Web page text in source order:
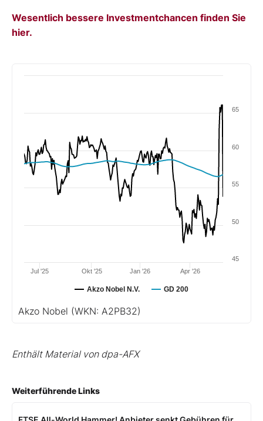
Wesentlich bessere Investmentchancen finden Sie
hier.
Akzo Nobel N.V. GD 200
Jul '25 Jan '26
Okt '25 Apr '26
45
50
55
60
65
Akzo Nobel (WKN: A2PB32)
Enthält Material von dpa-AFX
Weiterführende Links